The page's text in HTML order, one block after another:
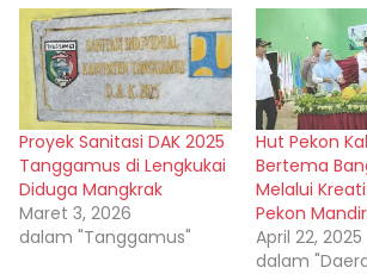
Proyek Sanitasi DAK 2025
Tanggamus di Lengkukai
Diduga Mangkrak
Maret 3, 2026
dalam "Tanggamus"
Hut Pekon
Bertema
Melalui
Pekon
April 22, 2025
dalam